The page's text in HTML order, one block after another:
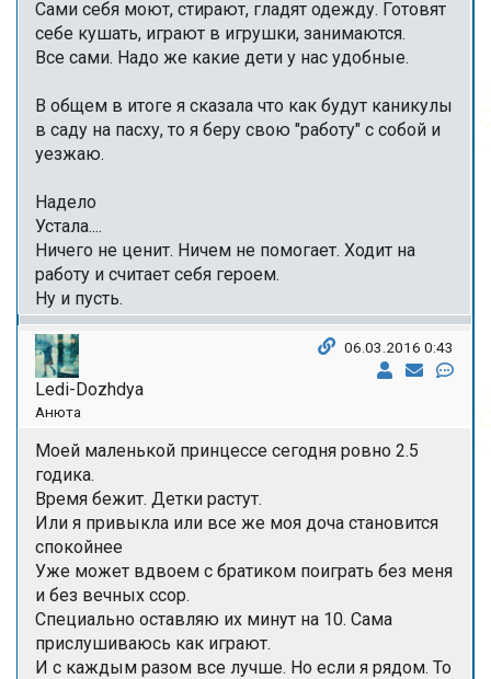
Сами себя моют, стирают, гладят одежду. Готовят
себе кушать, играют в игрушки, занимаются.
Все сами. Надо же какие дети у нас удобные.
В общем в итоге я сказала что как будут каникулы
в саду на пасху, то я беру свою "работу" с собой и
уезжаю.
Надело
Устала....
Ничего не ценит. Ничем не помогает. Ходит на
работу и считает себя героем.
Ну и пусть.
Ledi-Dozhdya
Анюта
06.03.2016 0:43
Моей маленькой принцессе сегодня ровно 2.5
годика.
Время бежит. Детки растут.
Или я привыкла или все же моя доча становится
спокойнее
Уже может вдвоем с братиком поиграть без меня
и без вечных ссор.
Специально оставляю их минут на 10. Сама
прислушиваюсь как играют.
И с каждым разом все лучше. Но если я рядом. То